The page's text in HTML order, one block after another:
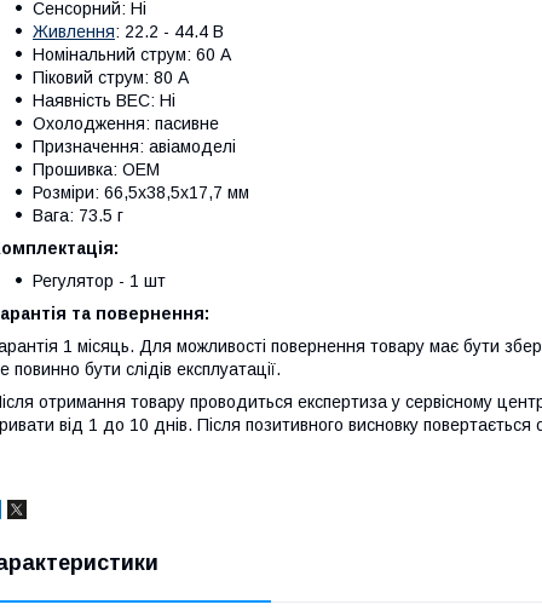
Сенсорний: Ні
Живлення: 22.2 - 44.4 В
Номінальний струм: 60 А
Піковий струм: 80 А
Наявність BEC: Ні
Охолодження: пасивне
Призначення: авіамоделі
Прошивка: OEM
Розміри: 66,5x38,5x17,7 мм
Вага: 73.5 г
Регулятор - 1 шт
та повернення:
1 місяць. Для можливості повернення товару має бути
повинно бути слідів експлуатації.
отримання товару проводиться експертиза у сервісному
від 1 до 10 днів. Після позитивного висновку повертається